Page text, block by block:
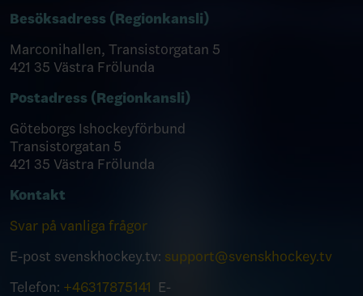
Besöksadress (Regionkansli)
Marconihallen, Transistorgatan 5
421 35 Västra Frölunda
Postadress (Regionkansli)
Göteborgs Ishockeyförbund
Transistorgatan 5
421 35 Västra Frölunda
Kontakt
Svar på vanliga frågor
E-post svenskhockey.tv: support@svenskhockey.tv
Telefon: +46317875141 E-